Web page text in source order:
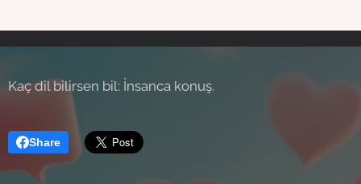
Kaç dil bilirsen bil: İnsanca konuş.
Share